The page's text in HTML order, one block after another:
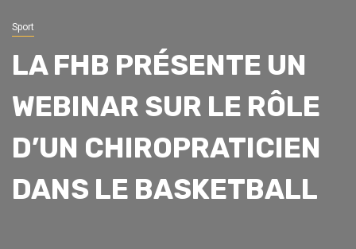
Sport
LA FHB PRÉSENTE UN
WEBINAR SUR LE RÔLE
D’UN CHIROPRATICIEN
DANS LE BASKETBALL